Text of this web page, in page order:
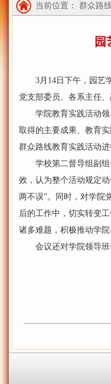
当前位置： 群众路
园
3月14日下午，园艺学
党支部委员、各系主任
学院教育实践活动领
取得的主要成果、教育
群众路线教育实践活动进
学校第二督导组副组
效，认为整个活动规定
两不误”。同时，对学院
后的工作中，切实转变
诸多难题，积极推动学院
会议还对学院领导班